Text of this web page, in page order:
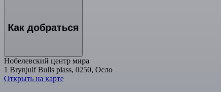
Как добраться
Нобелевский центр мира
1 Brynjulf Bulls plass, 0250, Осло
Открыть на карте